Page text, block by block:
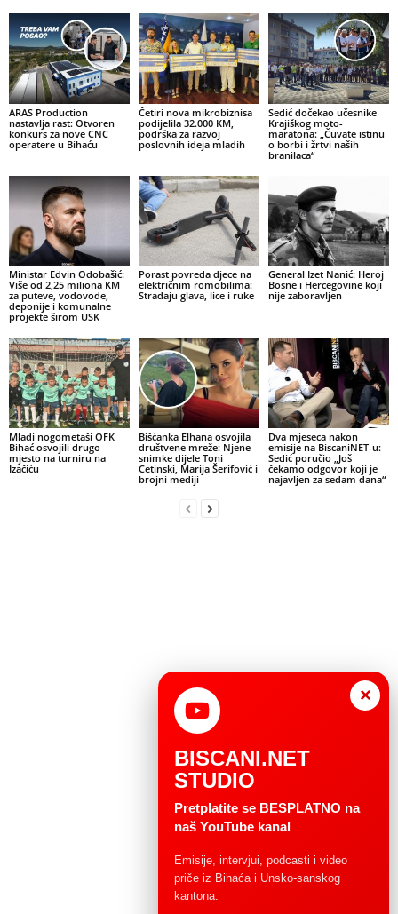
ARAS Production
nastavlja rast: Otvoren
konkurs za nove CNC
operatere u Bihaću
Četiri nova mikrobiznisa
podijelila 32.000 KM,
podrška za razvoj
poslovnih ideja mladih
Sedić dočekao učesnike
Krajiškog moto-
maratona: „Čuvate istinu
o borbi i žrtvi naših
branilaca“
Ministar Edvin Odobašić:
Više od 2,25 miliona KM
za puteve, vodovode,
deponije i komunalne
projekte širom USK
Porast povreda djece na
električnim romobilima:
Stradaju glava, lice i ruke
General Izet Nanić: Heroj
Bosne i Hercegovine koji
nije zaboravljen
Mladi nogometaši OFK
Bihać osvojili drugo
mjesto na turniru na
Izačiću
Bišćanka Elhana osvojila
društvene mreže: Njene
snimke dijele Toni
Cetinski, Marija Šerifović i
brojni mediji
Dva mjeseca nakon
emisije na BiscaniNET-u:
Sedić poručio „Još
čekamo odgovor koji je
najavljen za sedam dana“
×
BISCANI.NET
STUDIO
Pretplatite se BESPLATNO na
naš YouTube kanal
Emisije, intervjui, podcasti i video
priče iz Bihaća i Unsko-sanskog
kantona.